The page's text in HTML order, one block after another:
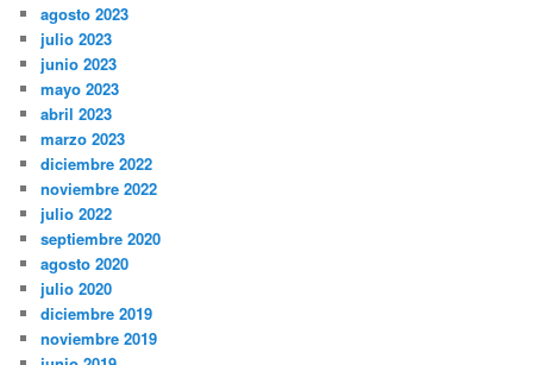
agosto 2023
julio 2023
junio 2023
mayo 2023
abril 2023
marzo 2023
diciembre 2022
noviembre 2022
julio 2022
septiembre 2020
agosto 2020
julio 2020
diciembre 2019
noviembre 2019